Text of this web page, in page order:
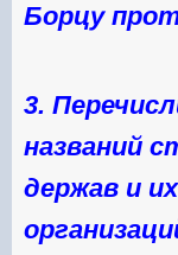
Борцу
3.
названий
держав и